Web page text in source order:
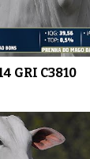
GRI C3810